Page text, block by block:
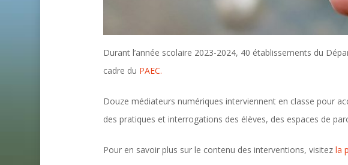
Durant l’année scolaire 2023-2024, 40 établissements du
cadre du PAEC.
Douze médiateurs numériques interviennent en classe pour
des pratiques et interrogations des élèves, des espaces de
Pour en savoir plus sur le contenu des interventions, visitez la